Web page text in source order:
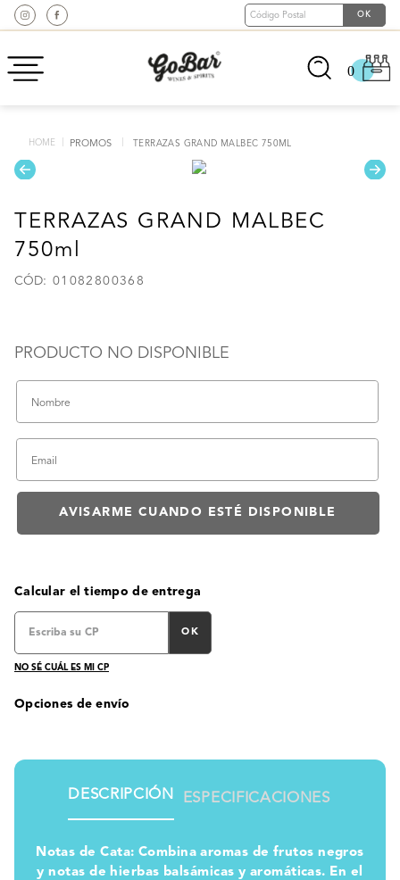
0
PROMOS TERRAZAS GRAND MALBEC 750ML
TERRAZAS GRAND MALBEC
750ml
: 01082800368
Calcular el tiempo de entrega
OK
NO SÉ CUÁL ES MI CP
Opciones de envío
DESCRIPCIÓN ESPECIFICACIONES
Notas de Cata: Combina aromas de frutos negros
y notas de hierbas balsámicas y aromáticas. En el